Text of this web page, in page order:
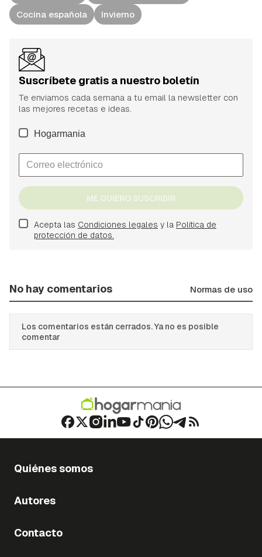
Cocina española
Invierno
Suscríbete gratis a nuestro boletín
Te enviamos cada semana a tu email la newsletter con
las mejores recetas e ideas.
Hogarmania
ME QUIERO SUSCRIBIR
Acepta las Condiciones legales y la Política de
protección de datos.
No hay comentarios Normas de uso
Los comentarios están cerrados. Ya no es posible
comentar
Quiénes somos
Autores
Contacto